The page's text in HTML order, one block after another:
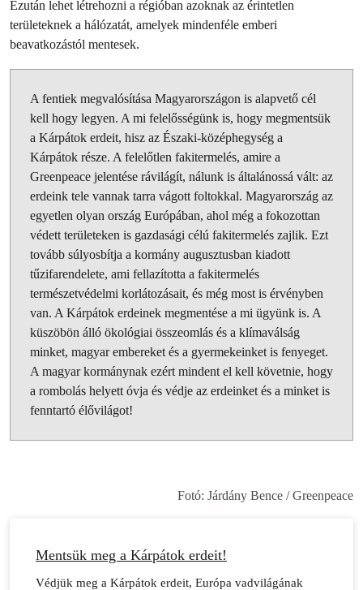
Ezután lehet létrehozni a régióban azoknak az érintetlen
területeknek a hálózatát, amelyek mindenféle emberi
beavatkozástól mentesek.
A fentiek megvalósítása Magyarországon is alapvető cél
kell hogy legyen. A mi felelősségünk is, hogy megmentsük
a Kárpátok erdeit, hisz az Északi-középhegység a
Kárpátok része. A felelőtlen fakitermelés, amire a
Greenpeace jelentése rávilágít, nálunk is általánossá vált: az
erdeink tele vannak tarra vágott foltokkal. Magyarország az
egyetlen olyan ország Európában, ahol még a fokozottan
védett területeken is gazdasági célú fakitermelés zajlik. Ezt
tovább súlyosbítja a kormány augusztusban kiadott
tűzifarendelete, ami fellazította a fakitermelés
természetvédelmi korlátozásait, és még most is érvényben
van. A Kárpátok erdeinek megmentése a mi ügyünk is. A
küszöbön álló ökológiai összeomlás és a klímaválság
minket, magyar embereket és a gyermekeinket is fenyeget.
A magyar kormánynak ezért mindent el kell követnie, hogy
a rombolás helyett óvja és védje az erdeinket és a minket is
fenntartó élővilágot!
Fotó: Járdány Bence / Greenpeace
Mentsük meg a Kárpátok erdeit!
Védjük meg a Kárpátok erdeit, Európa vadvilágának